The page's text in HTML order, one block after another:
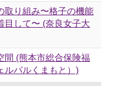
取り組み〜格子の機能
目して〜 (奈良女子大
間 (熊本市総合保険福
ルパルくまもと）)